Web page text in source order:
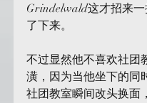
Grindelwald这才招来
了下来。
不过显然他不喜欢社团
潢，因为当他坐下的同
社团教室瞬间改头换面